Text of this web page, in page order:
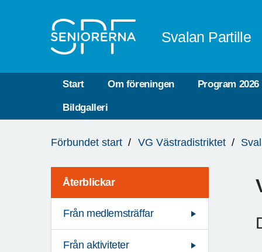
Svalan Partille
Start Om föreningen Program 2026
Bildgalleri
är
Förbundet start VG Västradistriktet
Återblickar
Från medlemsträffar
Från aktiviteter